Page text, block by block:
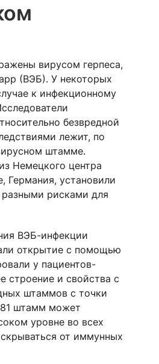
вирусом герпеса,
(ВЭБ). У некоторых
к инфекционному
безвредной
лежит, по
штамме.
Немецкого центра
Германия, установили
разными рисками для
ВЭБ-инфекции
открытие с помощью
у пациентов-
строение и свойства с
штаммов с точки
штамм может
уровне во всех
от иммунных